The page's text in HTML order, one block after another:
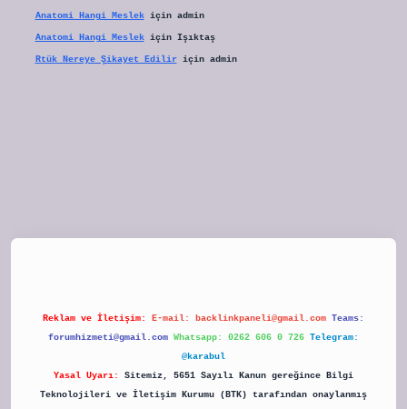
Anatomi Hangi Meslekiçin admin
Anatomi Hangi Meslekiçin Işıktaş
Rtük Nereye Şikayet Ediliriçin admin
Reklam ve İletişim: E-mail: backlinkpaneli@gmail.com Teams:
forumhizmeti@gmail.com Whatsapp: 0262 606 0 726 Telegram:
@karabul
Yasal Uyarı:
Sitemiz, 5651 Sayılı Kanun gereğince Bilgi
Teknolojileri ve İletişim Kurumu (BTK) tarafından onaylanmış